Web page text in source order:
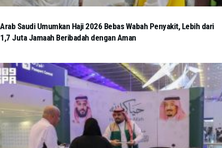
Arab Saudi Umumkan Haji 2026 Bebas Wabah Penyakit, Lebih dari
1,7 Juta Jamaah Beribadah dengan Aman